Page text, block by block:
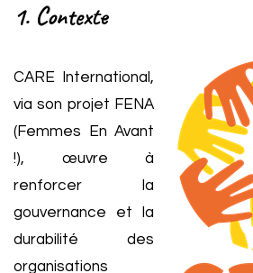
1. Contexte
CARE International,
via son projet FENA
(Femmes En Avant
!), œuvre à
renforcer la
gouvernance et la
durabilité des
organisations